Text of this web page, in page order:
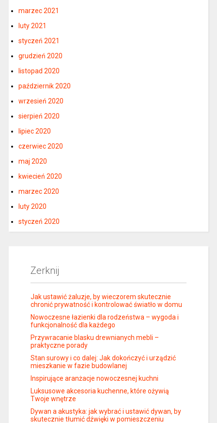
marzec 2021
luty 2021
styczeń 2021
grudzień 2020
listopad 2020
październik 2020
wrzesień 2020
sierpień 2020
lipiec 2020
czerwiec 2020
maj 2020
kwiecień 2020
marzec 2020
luty 2020
styczeń 2020
Zerknij
Jak ustawić żaluzje, by wieczorem skutecznie
chronić prywatność i kontrolować światło w domu
Nowoczesne łazienki dla rodzeństwa – wygoda i
funkcjonalność dla każdego
Przywracanie blasku drewnianych mebli –
praktyczne porady
Stan surowy i co dalej: Jak dokończyć i urządzić
mieszkanie w fazie budowlanej
Inspirujące aranżacje nowoczesnej kuchni
Luksusowe akcesoria kuchenne, które ożywią
Twoje wnętrze
Dywan a akustyka: jak wybrać i ustawić dywan, by
skutecznie tłumić dźwięki w pomieszczeniu